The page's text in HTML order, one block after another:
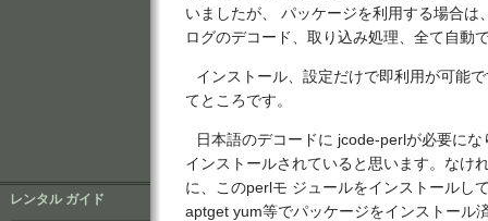
レンタル ガイド
いましたが、 パッケージを利用する場合は
ログのデコード、取り込み処理、全て自動
インストール、設定だけで即利用が可能
てところです。
日本語のデコードに jcode-perlが必要に
インストールされていると思います。なけ
に、このperlモ ジュールをインストールし
aptget yum等でパッケージをインストール